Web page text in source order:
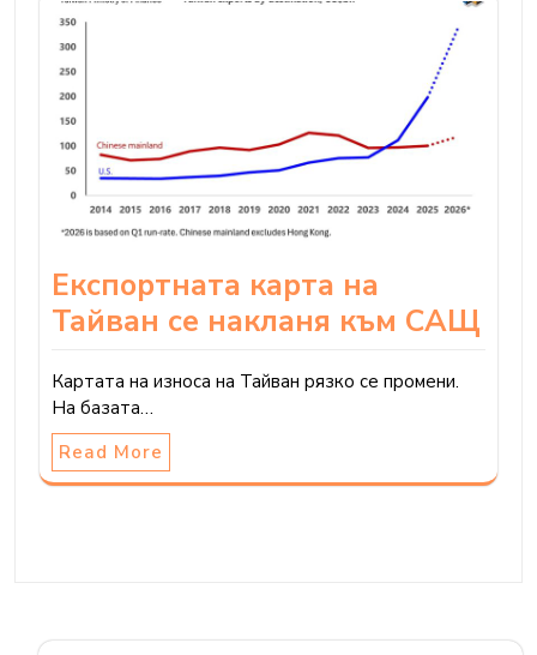
Експортната карта на
Тайван се накланя към САЩ
Картата на износа на Тайван рязко се промени.
На базата…
Read More